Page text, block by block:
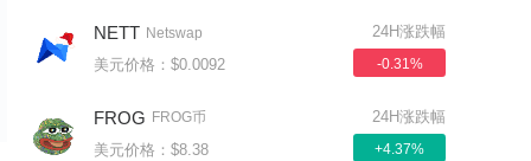
NETT Netswap
美元价格：$0.0092
24H涨跌幅
-0.31%
FROG FROG币
美元价格：$8.38
24H涨跌幅
+4.37%